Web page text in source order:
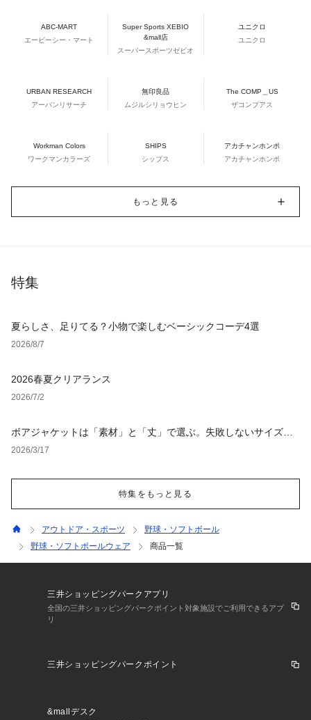
ABC-MART
エービーシー・マート
Super Sports XEBIO
&mall店
スーパースポーツゼビオ
ユニクロ
ユニクロ
URBAN RESEARCH
アーバンリサーチ
無印良品
ムジルシリョウヒン
The COMP＿US
ザコンプアス
Workman Colors
ワークマンカラーズ
SHIPS
シップス
アカチャンホンポ
アカチャンホンポ
もっと見る
特集
夏らしさ、足りてる？小物で楽しむベーシックコーデ4選
2026/8/7
2026春夏クリアランス
2026/7/2
ボアジャケットは「素材」と「丈」で選ぶ。失敗しないサイズ選
びと鉄板レイヤード術を徹底解説【レディース・メンズ】
2026/3/17
特集をもっと見る
アウトドア・スポーツ
野球・ソフトボール
野球・ソフトボールウェア
商品一覧
三井ショッピングパークアプリ
全国の三井ショッピングパークポイント対象施設でご利用できるアプ
リ
三井ショッピングパークポイント
&mallデスク